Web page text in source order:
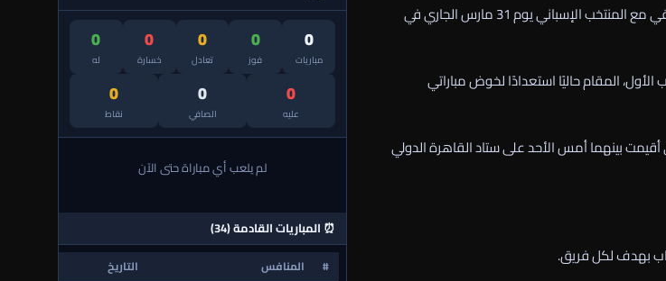
لمواجهة نظيره السعودي يوم 27 مارس الجاري في السعودية، قبل أن يلتقي مع المنتخب الإسباني يوم 31 مارس الجاري في
المقام حاليًا استعدادًا لخوض مباراتي
أقيمت بينهما أمس الأحد على ستاد القاهرة الدولي
بهدف لكل فريق.
0
مباريات
0
فوز
0
تعادل
0
خسارة
0
له
0
عليه
0
الصافي
0
نقاط
لم يلعب أي مباراة حتى الآن
⏰ المباريات القادمة (34)
# المنافس التاريخ